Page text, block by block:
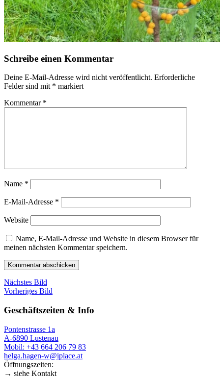
Schreibe einen Kommentar
Deine E-Mail-Adresse wird nicht veröffentlicht. Erforderliche
Felder sind mit * markiert
Kommentar *
Name *
E-Mail-Adresse *
Website
Name, E-Mail-Adresse und Website in diesem Browser für
meinen nächsten Kommentar speichern.
Nächstes Bild
Vorheriges Bild
Geschäftszeiten & Info
Pontenstrasse 1a
A-6890 Lustenau
Mobil: +43 664 206 79 83
helga.hagen-w@iplace.at
Öffnungszeiten:
→ siehe Kontakt